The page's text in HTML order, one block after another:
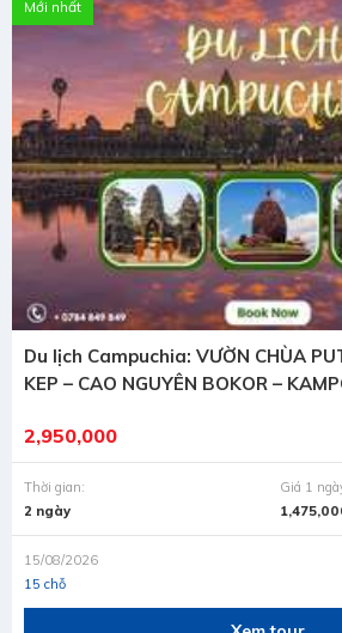
Mới nhất
Du lịch Campuchia: VƯỜN CHÙA
KEP – CAO NGUYÊN BOKOR –
2,950,000
Thời gian:
2 ngày
Giá 1
15/08/2026
15 chỗ